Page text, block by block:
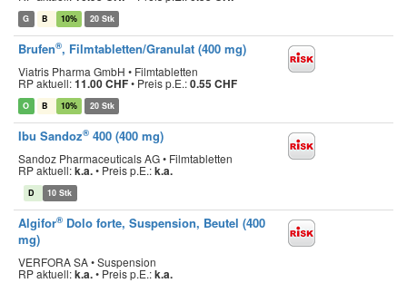
G B 10% 20 Stk
Brufen®, Filmtabletten/Granulat (400 mg)
Viatris Pharma GmbH • Filmtabletten
RP aktuell:11.00 CHF• Preis p.E.:0.55 CHF
O B 10% 20 Stk
Ibu Sandoz® 400 (400 mg)
Sandoz Pharmaceuticals AG • Filmtabletten
RP aktuell:k.a.• Preis p.E.:k.a.
D 10 Stk
Algifor® Dolo forte, Suspension, Beutel (400
mg)
VERFORA SA • Suspension
RP aktuell:k.a.• Preis p.E.:k.a.